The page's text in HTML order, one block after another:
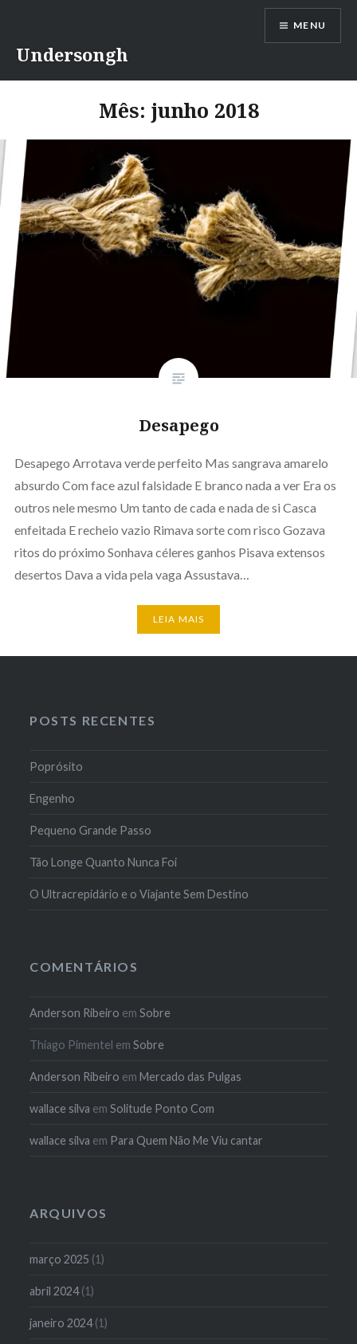
conteúdo
Undersongh
MENU
Mês: junho 2018
Desapego
Desapego Arrotava verde perfeito Mas sangrava amarelo
absurdo Com face azul falsidade E branco nada a ver Era os
outros nele mesmo Um tanto de cada e nada de si Casca
enfeitada E recheio vazio Rimava sorte com risco Gozava
ritos do próximo Sonhava céleres ganhos Pisava extensos
desertos Dava a vida pela vaga Assustava…
LEIA MAIS
POSTS RECENTES
Poprósito
Engenho
Pequeno Grande Passo
Tão Longe Quanto Nunca Foi
O Ultracrepidário e o Viajante Sem Destino
COMENTÁRIOS
Anderson Ribeiro emSobre
Thiago Pimentel emSobre
Anderson Ribeiro emMercado das Pulgas
wallace silva emSolitude Ponto Com
wallace silva em Para Quem Não Me Viu cantar
ARQUIVOS
março 2025 (1)
abril 2024(1)
janeiro 2024(1)